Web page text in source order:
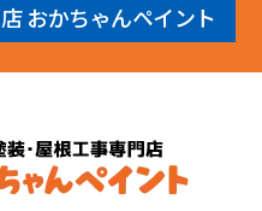
おかちゃんペイント